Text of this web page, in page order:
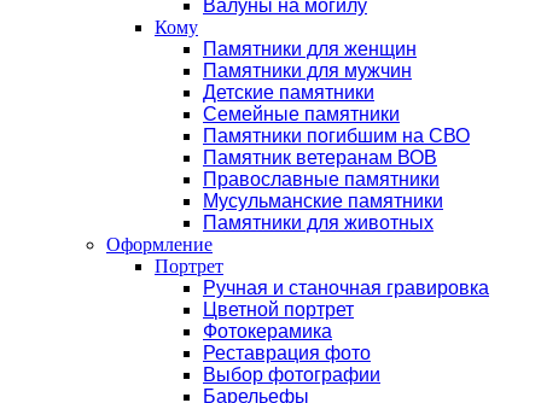
Валуны на могилу
Кому
Памятники для женщин
Памятники для мужчин
Детские памятники
Семейные памятники
Памятники погибшим на СВО
Памятник ветеранам ВОВ
Православные памятники
Мусульманские памятники
Памятники для животных
Оформление
Портрет
Ручная и станочная гравировка
Цветной портрет
Фотокерамика
Реставрация фото
Выбор фотографии
Барельефы